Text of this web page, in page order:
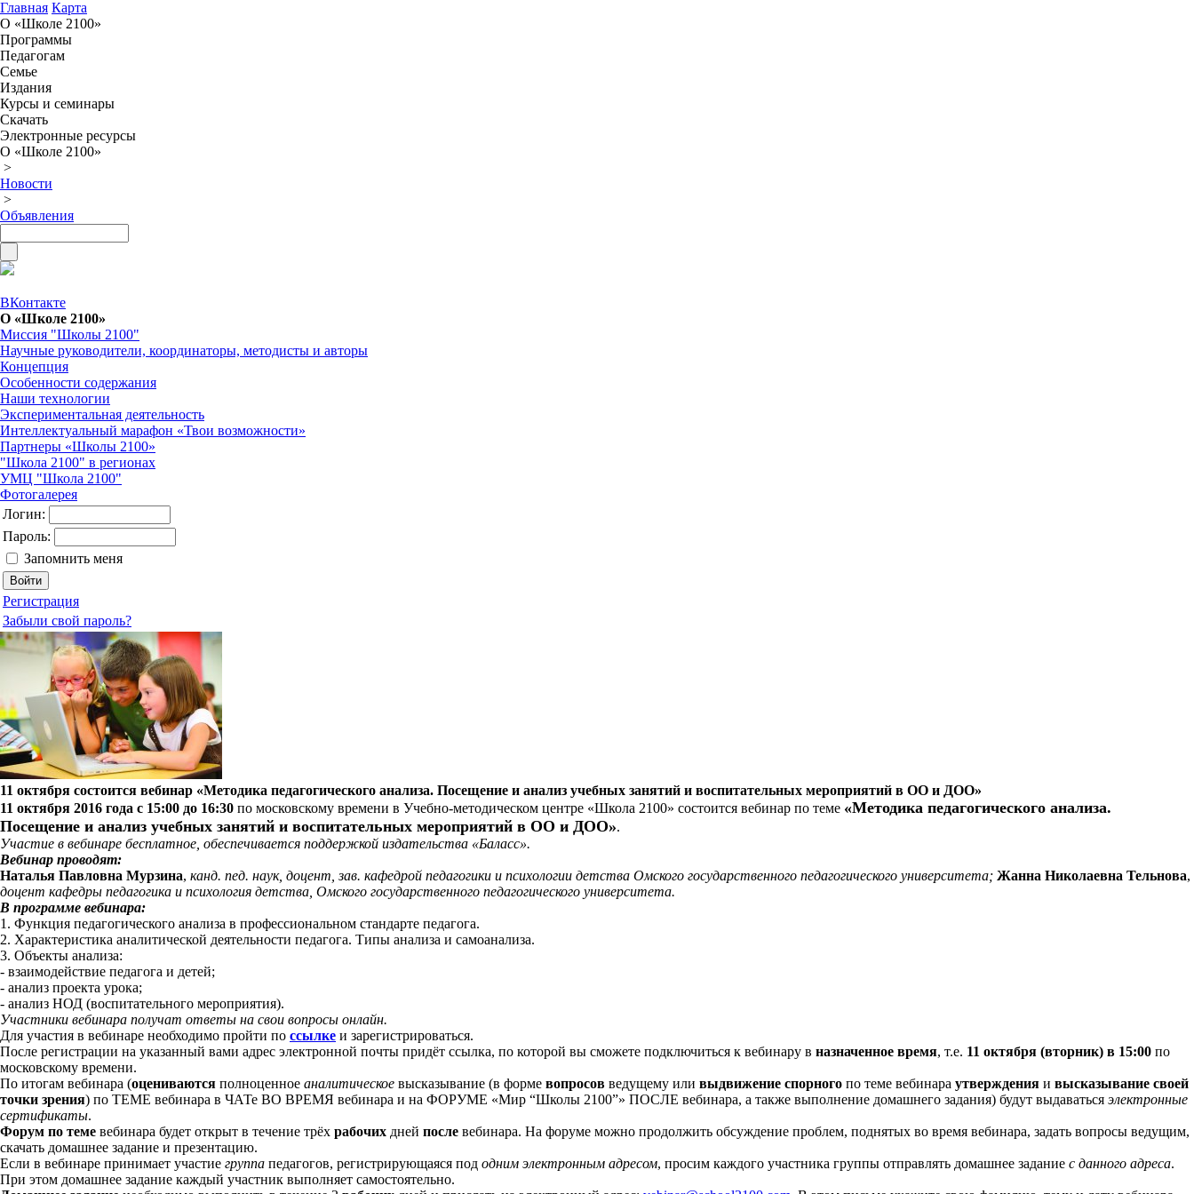
Главная Карта
О «Школе 2100»
Программы
Педагогам
Семье
Издания
Курсы и семинары
Скачать
Электронные ресурсы
О «Школе 2100»
>
Новости
>
Объявления
ВКонтакте
О «Школе 2100»
Миссия "Школы 2100"
Научные руководители, координаторы, методисты и авторы
Концепция
Особенности содержания
Наши технологии
Экспериментальная деятельность
Интеллектуальный марафон «Твои возможности»
Партнеры «Школы 2100»
"Школа 2100" в регионах
УМЦ "Школа 2100"
Фотогалерея
Логин:
Пароль:
Запомнить меня
Регистрация
Забыли свой пароль?
11 октября состоится вебинар «Методика педагогического анализа. Посещение и анализ учебных занятий и воспитательных мероприятий в ОО и ДОО»
11 октября 2016 года с 15:00 до 16:30 по московскому времени в Учебно-методическом центре «Школа 2100» состоится вебинар по теме «Методика педагогического анализа.
Посещение и анализ учебных занятий и воспитательных мероприятий в ОО и ДОО».
Участие в вебинаре бесплатное, обеспечивается поддержкой издательства «Баласс».
Вебинар проводят:
Наталья Павловна Мурзина, канд. пед. наук, доцент, зав. кафедрой педагогики и психологии детства Омского государственного педагогического университета; Жанна Николаевна Тельнова,
доцент кафедры педагогика и психология детства, Омского государственного педагогического университета.
В программе вебинара:
1. Функция педагогического анализа в профессиональном стандарте педагога.
2. Характеристика аналитической деятельности педагога. Типы анализа и самоанализа.
3. Объекты анализа:
- взаимодействие педагога и детей;
- анализ проекта урока;
- анализ НОД (воспитательного мероприятия).
Участники вебинара получат ответы на свои вопросы онлайн.
Для участия в вебинаре необходимо пройти по ссылке и зарегистрироваться.
После регистрации на указанный вами адрес электронной почты придёт ссылка, по которой вы сможете подключиться к вебинару в назначенное время, т.е. 11 октября (вторник) в 15:00 по
московскому времени.
По итогам вебинара (оцениваются полноценное аналитическое высказывание (в форме вопросов ведущему или выдвижение спорного по теме вебинара утверждения и высказывание своей
точки зрения) по ТЕМЕ вебинара в ЧАТе ВО ВРЕМЯ вебинара и на ФОРУМЕ «Мир “Школы 2100”» ПОСЛЕ вебинара, а также выполнение домашнего задания) будут выдаваться электронные
сертификаты.
Форум по теме вебинара будет открыт в течение трёх рабочих дней после вебинара. На форуме можно продолжить обсуждение проблем, поднятых во время вебинара, задать вопросы ведущим,
скачать домашнее задание и презентацию.
Если в вебинаре принимает участие группа педагогов, регистрирующаяся под одним электронным адресом, просим каждого участника группы отправлять домашнее задание с данного адреса.
При этом домашнее задание каждый участник выполняет самостоятельно.